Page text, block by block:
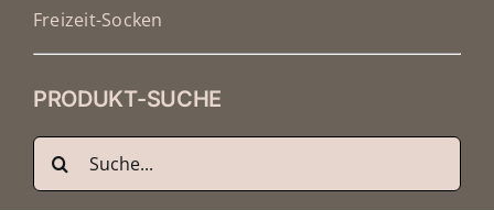
Freizeit-Socken
PRODUKT-SUCHE
Suche
nach: